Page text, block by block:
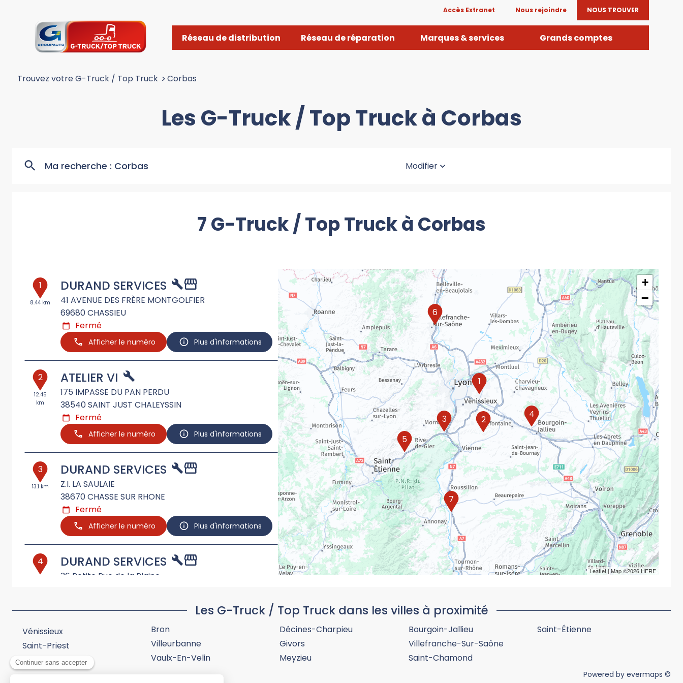
Accès Extranet Nous rejoindre NOUS TROUVER
Réseau de distribution Réseau de réparation Marques & services Grands comptes
Trouvez votre G-Truck / Top Truck >Corbas
Les G-Truck / Top Truck à Corbas
Ma recherche : Corbas Modifier
7 G-Truck / Top Truck à Corbas
1
8.44 km
DURAND SERVICES
41 AVENUE DES FRÈRE MONTGOLFIER
69680CHASSIEU
Fermé
Afficher le numéro Plus d'informations
2
12.45
km
ATELIER VI
175 IMPASSE DU PAN PERDU
38540SAINT JUST CHALEYSSIN
Fermé
Afficher le numéro Plus d'informations
3
13.1 km
DURAND SERVICES
Z.I. LA SAULAIE
38670CHASSE SUR RHONE
Fermé
Afficher le numéro Plus d'informations
4 DURAND SERVICES
36 Petite Rue de la Plaine
Plus d'informations
31.62
GARAGE VERICEL
175 RUE DU CANAL
6
7
5
4
3 2
1
+
−
Leaflet| Map ©2026 HERE
Les G-Truck / Top Truck dans les villes à proximité
Vénissieux
Saint-Priest
Bron
Villeurbanne
Vaulx-En-Velin
Décines-Charpieu
Givors
Meyzieu
Bourgoin-Jallieu
Villefranche-Sur-Saône
Saint-Chamond
Saint-Étienne
Powered by evermaps ©